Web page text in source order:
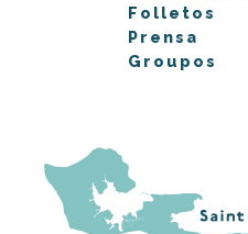
Folletos
Prensa
Groupos